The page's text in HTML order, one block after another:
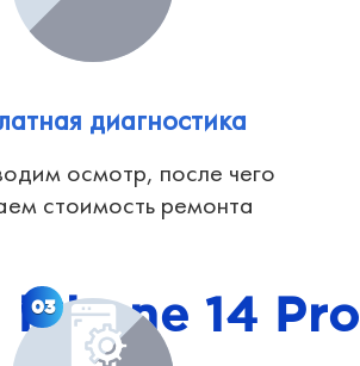
iPhone 14 Pro
диагностика
осмотр, после чего
стоимость ремонта
03